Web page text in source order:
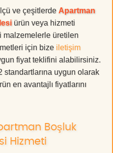
ve çeşitlerde Apartman
ürün veya hizmeti
malzemelerle üretilen
için bize iletişim
fiyat teklifini alabilirsiniz.
uygun olarak
en avantajlı fiyatlarını
Boşluk
Hizmeti